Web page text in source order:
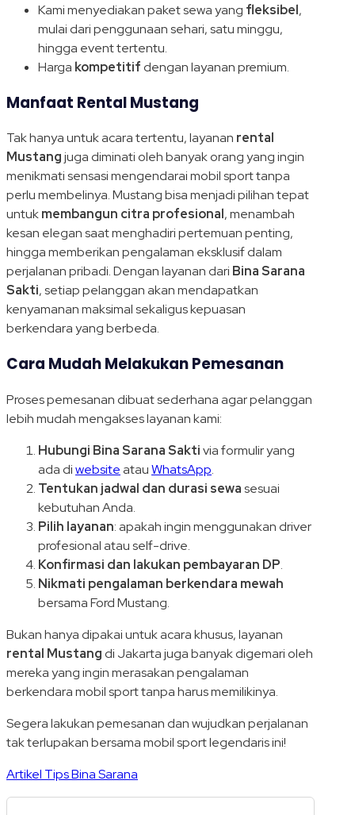
Kami menyediakan paket sewa yang fleksibel,
mulai dari penggunaan sehari, satu minggu,
hingga event tertentu.
Harga kompetitif dengan layanan premium.
Manfaat Rental Mustang
Tak hanya untuk acara tertentu, layanan rental
Mustangjuga diminati oleh banyak orang yang ingin
menikmati sensasi mengendarai mobil sport tanpa
perlu membelinya. Mustang bisa menjadi pilihan tepat
untukmembangun citra profesional, menambah
kesan elegan saat menghadiri pertemuan penting,
hingga memberikan pengalaman eksklusif dalam
perjalanan pribadi. Dengan layanan dari Bina Sarana
Sakti, setiap pelanggan akan mendapatkan
kenyamanan maksimal sekaligus kepuasan
berkendara yang berbeda.
Cara Mudah Melakukan Pemesanan
Proses pemesanan dibuat sederhana agar pelanggan
lebih mudah mengakses layanan kami:
Hubungi Bina Sarana Saktivia formulir yang
ada diwebsiteatauWhatsApp.
Tentukan jadwal dan durasi sewasesuai
kebutuhan Anda.
Pilih layanan: apakah ingin menggunakan driver
profesional atau self-drive.
Konfirmasi dan lakukan pembayaran DP.
Nikmati pengalaman berkendara mewah
bersama Ford Mustang.
Bukan hanya dipakai untuk acara khusus, layanan
rental Mustang di Jakarta juga banyak digemari oleh
mereka yang ingin merasakan pengalaman
berkendara mobil sport tanpa harus memilikinya.
Segera lakukan pemesanan dan wujudkan perjalanan
tak terlupakan bersama mobil sport legendaris ini!
Artikel Tips Bina Sarana